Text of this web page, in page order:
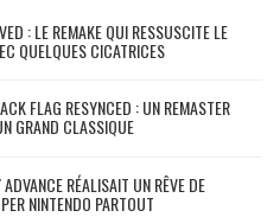
: LE REMAKE QUI RESSUSCITE LE
QUELQUES CICATRICES
FLAG RESYNCED : UN REMASTER
GRAND CLASSIQUE
RÉALISAIT UN RÊVE DE
NINTENDO PARTOUT